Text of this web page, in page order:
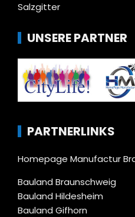
Salzgitter
UNSERE PARTNER
PARTNERLINKS
Homepage Manufactur
Bauland Braunschweig
Bauland Hildesheim
Bauland Gifhorn